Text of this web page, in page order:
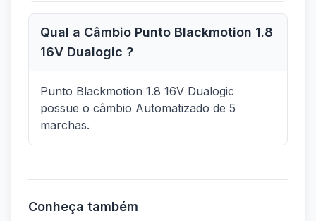
Qual a Câmbio Punto Blackmotion 1.8
16V Dualogic ?
Punto Blackmotion 1.8 16V Dualogic
possue o câmbio Automatizado de 5
marchas.
Conheça também